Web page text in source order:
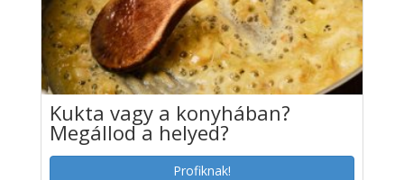
Kukta vagy a konyhában?
Megállod a helyed?
Profiknak!